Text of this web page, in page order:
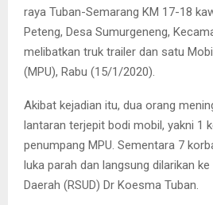
raya Tuban-Semarang KM 17-18
Peteng, Desa Sumurgeneng,
melibatkan truk trailer dan satu
(MPU), Rabu (15/1/2020).
Akibat kejadian itu, dua orang
lantaran terjepit bodi mobil, yakni 1
penumpang MPU. Sementara 7
luka parah dan langsung dilarikan
Daerah (RSUD) Dr Koesma Tuban.